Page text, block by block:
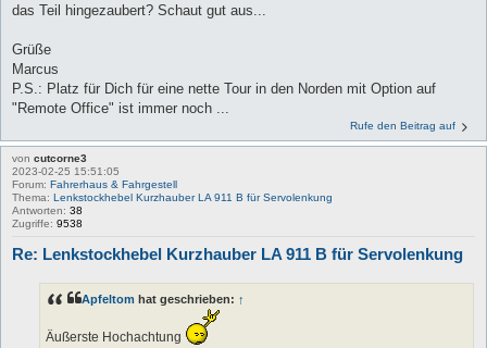
das Teil hingezaubert? Schaut gut aus...
Grüße
Marcus
P.S.: Platz für Dich für eine nette Tour in den Norden mit Option auf
"Remote Office" ist immer noch ...
Rufe den Beitrag auf
von cutcorne3
2023-02-25 15:51:05
Forum: Fahrerhaus & Fahrgestell
Thema: Lenkstockhebel Kurzhauber LA 911 B für Servolenkung
Antworten: 38
Zugriffe: 9538
Re: Lenkstockhebel Kurzhauber LA 911 B für Servolenkung
Apfeltom hat geschrieben: ↑
Äußerste Hochachtung